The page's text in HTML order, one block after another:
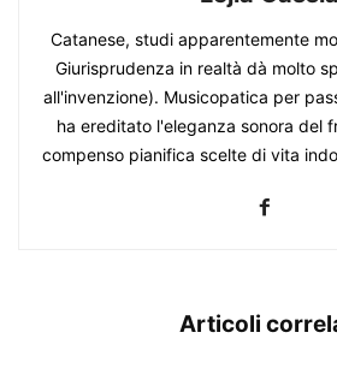
Catanese, studi apparentemente
Giurisprudenza in realtà dà molto
all'invenzione). Musicopatica per
ha ereditato l'eleganza sonora del
compenso pianifica scelte di vita
Articoli